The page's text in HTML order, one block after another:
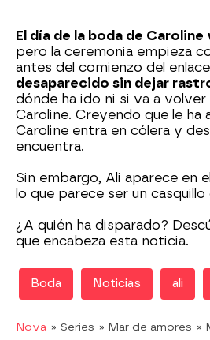
El día de la boda de Caroline
pero la ceremonia empieza
antes del comienzo del
desaparecido sin dejar
dónde ha ido ni si va a volver
Caroline. Creyendo que le ha
Caroline entra en cólera y
encuentra.
Sin embargo, Ali aparece en
lo que parece ser un casquillo
¿A quién ha disparado?
que encabeza esta noticia.
Boda Noticias ali
Nova » Series » Mar de amores »